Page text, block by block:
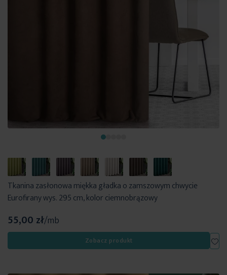
Tkanina zasłonowa miękka gładka o zamszowym chwycie
Eurofirany wys. 295 cm, kolor ciemnobrązowy
55,00 zł/mb
Zobacz produkt